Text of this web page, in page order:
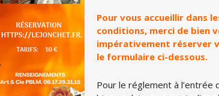
Pour vous accueillir dans
conditions, merci de bien
impérativement réserver
le formulaire ci-dessous.
Pour le réglement à l’entrée